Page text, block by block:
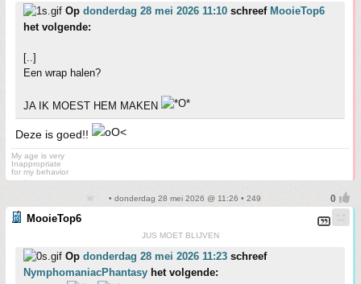
Op donderdag 28 mei 2026 11:10 schreef MooieTop6
het volgende:
[..]
Een wrap halen?
JA IK MOEST HEM MAKEN
Deze is goed!!
My age is very
Inappropriate
for my behavior
• donderdag 28 mei 2026 @ 11:26 • 249
MooieTop6
JUS MOET BLIJVEN
Op donderdag 28 mei 2026 11:23 schreef
NymphomaniacPhantasy het volgende: